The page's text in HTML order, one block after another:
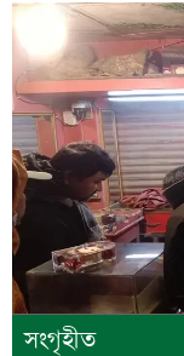
সংগৃহীত